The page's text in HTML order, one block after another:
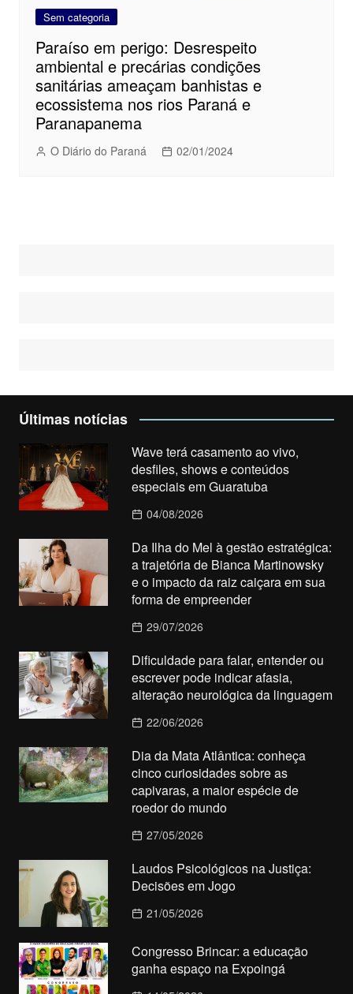
Sem categoria
Paraíso em perigo: Desrespeito
ambiental e precárias condições
sanitárias ameaçam banhistas e
ecossistema nos rios Paraná e
Paranapanema
O Diário do Paraná 02/01/2024
Últimas notícias
Wave terá casamento ao vivo,
desfiles, shows e conteúdos
especiais em Guaratuba
04/08/2026
Da Ilha do Mel à gestão estratégica:
a trajetória de Bianca Martinowsky
e o impacto da raiz caiçara em sua
forma de empreender
29/07/2026
Dificuldade para falar, entender ou
escrever pode indicar afasia,
alteração neurológica da linguagem
22/06/2026
Dia da Mata Atlântica: conheça
cinco curiosidades sobre as
capivaras, a maior espécie de
roedor do mundo
27/05/2026
Laudos Psicológicos na Justiça:
Decisões em Jogo
21/05/2026
Congresso Brincar: a educação
ganha espaço na Expoingá